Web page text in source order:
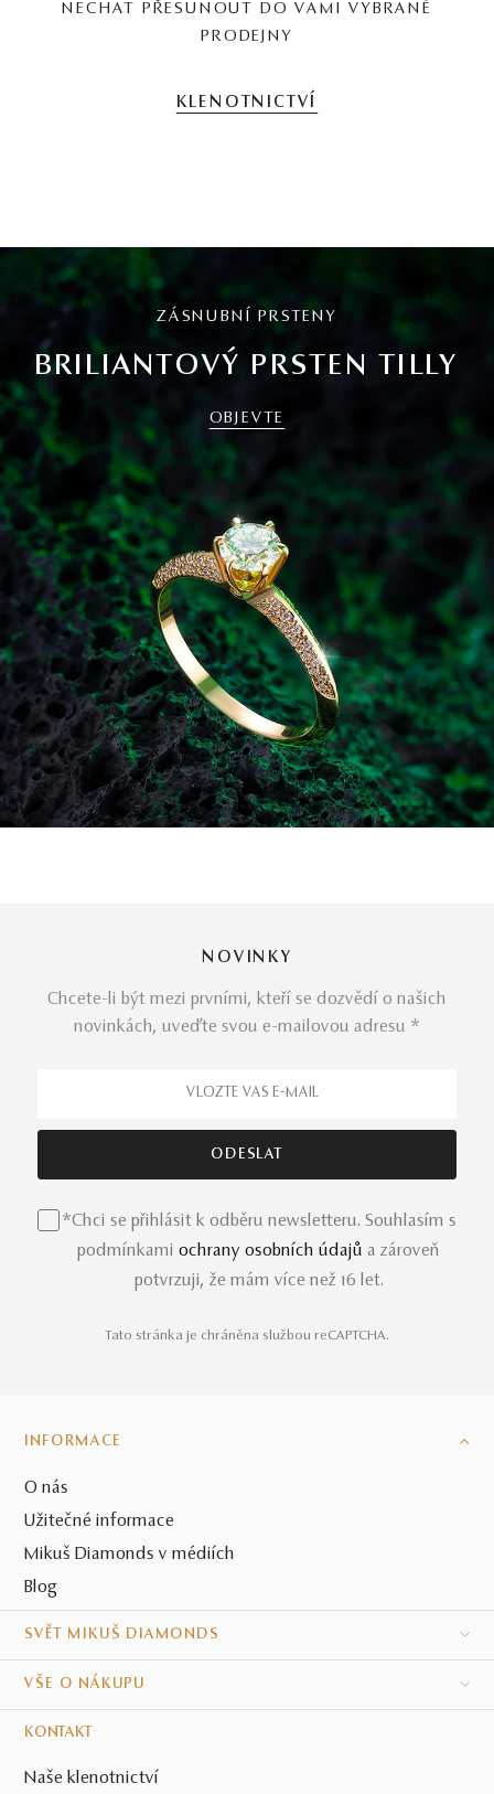
NECHAT PŘESUNOUT DO VAMI VYBRANÉ
PRODEJNY
KLENOTNICTVÍ
ZÁSNUBNÍ PRSTENY
BRILIANTOVÝ PRSTEN TILLY
OBJEVTE
NOVINKY
Chcete-li být mezi prvními, kteří se dozvědí o našich
novinkách, uveďte svou e-mailovou adresu *
*Chci se přihlásit k odběru newsletteru. Souhlasím s
podmínkami ochrany osobních údajů a zároveň
potvrzuji, že mám více než 16 let.
Tato stránka je chráněna službou reCAPTCHA.
INFORMACE
O nás
Užitečné informace
Mikuš Diamonds v médiích
Blog
SVĚT MIKUŠ DIAMONDS
VŠE O NÁKUPU
KONTAKT
Naše klenotnictví